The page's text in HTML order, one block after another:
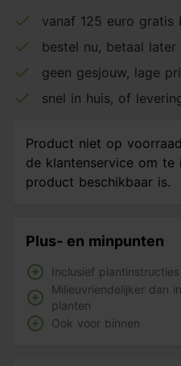
vanaf 125 euro gratis
bestel nu, betaal later
geen gesjouw, lage
snel in huis, of
Product niet op
de klantenservice om te
product beschikbaar is.
Plus- en minpunten
Inclusief plantinstructies
Milieuvriendelijker dan
planten
Ook voor binnen